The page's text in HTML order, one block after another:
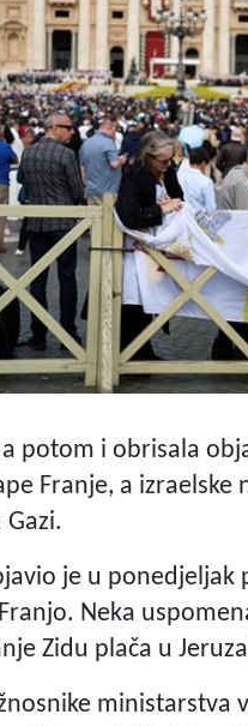
potom i obrisala
Franje, a izraelske
je u ponedjeljak
Neka
Zidu plača u
ministarstva